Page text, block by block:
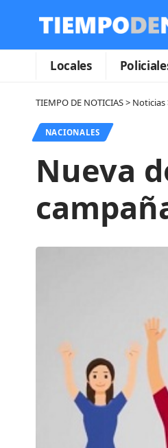
Locales
TIEMPO DE NOTICIAS> Noticias
NACIONALES
Nueva